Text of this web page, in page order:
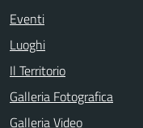
Eventi
Luoghi
Il Territorio
Galleria Fotografica
Galleria Video